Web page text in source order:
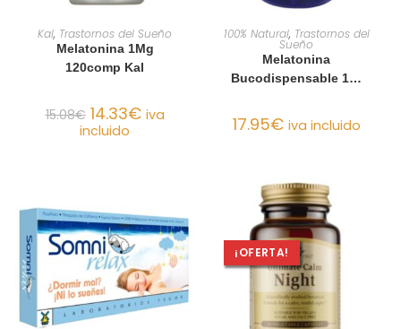
AÑADIR AL CARRITO
Kal, Trastornos del Sueño
Melatonina 1Mg
120comp Kal
15.08€ 14.33€ iva
incluido
AÑADIR AL CARRITO
100% Natural, Trastornos del
Sueño
Melatonina
Bucodispensable 1…
17.95€ iva incluido
¡OFERTA!